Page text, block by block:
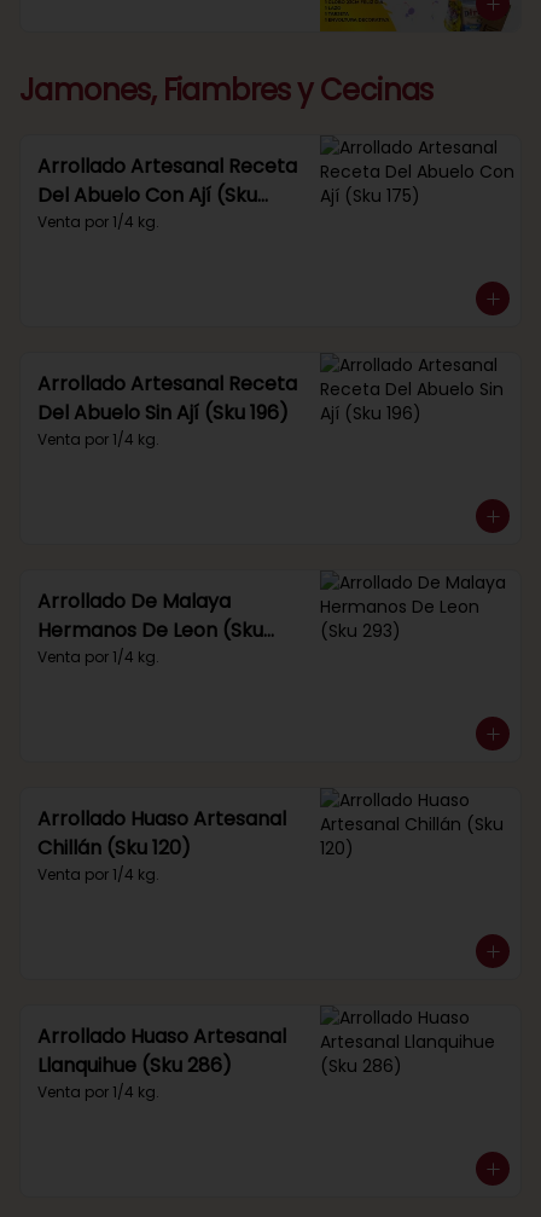
Jamones, Fiambres y Cecinas
Arrollado Artesanal Receta
Del Abuelo Con Ají (Sku
175)
Venta por 1/4 kg.
Arrollado Artesanal Receta
Del Abuelo Sin Ají (Sku 196)
Venta por 1/4 kg.
Arrollado De Malaya
Hermanos De Leon (Sku
293)
Venta por 1/4 kg.
Arrollado Huaso Artesanal
Chillán (Sku 120)
Venta por 1/4 kg.
Arrollado Huaso Artesanal
Llanquihue (Sku 286)
Venta por 1/4 kg.